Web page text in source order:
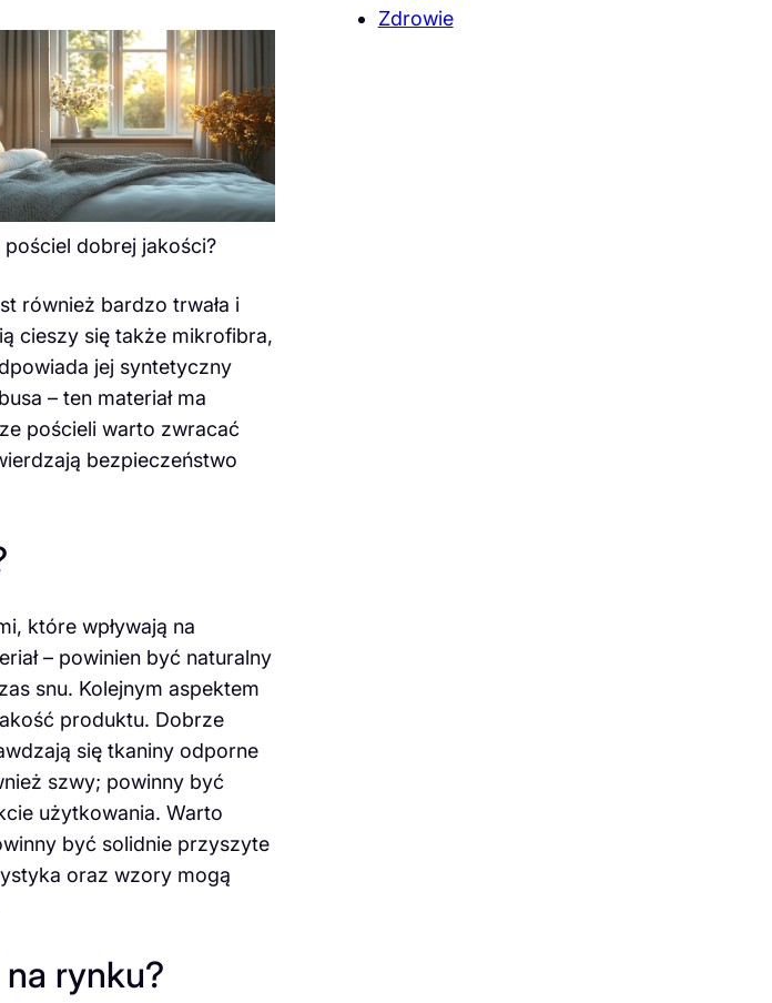
pościel dobrej jakości?
również bardzo trwała i
cieszy się także mikrofibra,
jej syntetyczny
– ten materiał ma
pościeli warto zwracać
bezpieczeństwo
które wpływają na
– powinien być naturalny
snu. Kolejnym aspektem
produktu. Dobrze
się tkaniny odporne
szwy; powinny być
użytkowania. Warto
być solidnie przyszyte
oraz wzory mogą
rynku?
Zdrowie